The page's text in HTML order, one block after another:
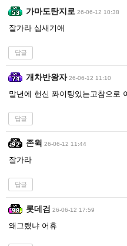
가마도탄지로 26-06-12 10:38
잘가라 십새기애
답글
개차반왕자 26-06-12 11:10
말년에 헌신 퐈이팅있는고참으로
답글
존윅 26-06-12 11:44
잘가라
답글
롯데검 26-06-12 17:59
왜그랬냐 어휴